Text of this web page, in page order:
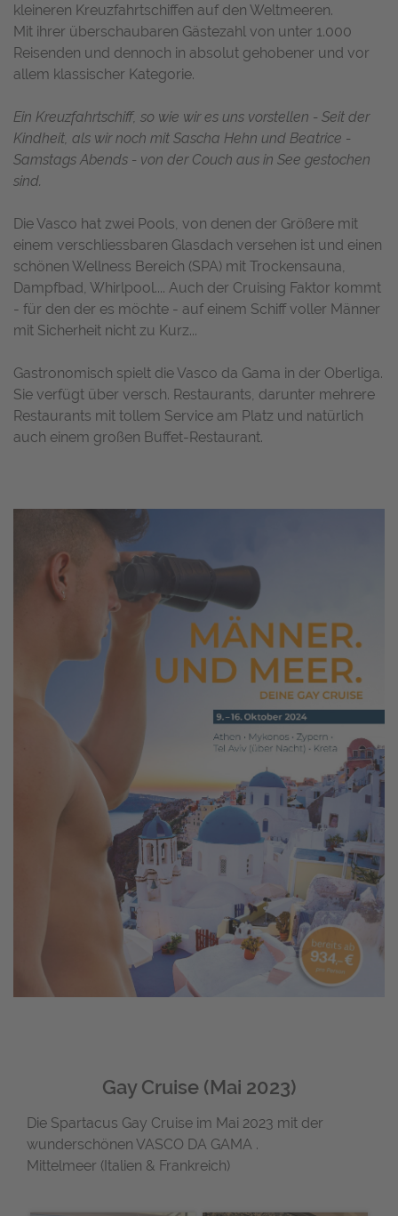
kleineren Kreuzfahrtschiffen auf den Weltmeeren.
Mit ihrer überschaubaren Gästezahl von unter 1.000
Reisenden und dennoch in absolut gehobener und vor
allem klassischer Kategorie.
Ein Kreuzfahrtschiff, so wie wir es uns vorstellen - Seit der
Kindheit, als wir noch mit Sascha Hehn und Beatrice -
Samstags Abends - von der Couch aus in See gestochen
sind.
Die Vasco hat zwei Pools, von denen der Größere mit
einem verschliessbaren Glasdach versehen ist und einen
schönen Wellness Bereich (SPA) mit Trockensauna,
Dampfbad, Whirlpool.... Auch der Cruising Faktor kommt
- für den der es möchte - auf einem Schiff voller Männer
mit Sicherheit nicht zu Kurz...
Gastronomisch spielt die Vasco da Gama in der Oberliga.
Sie verfügt über versch. Restaurants, darunter mehrere
Restaurants mit tollem Service am Platz und natürlich
auch einem großen Buffet-Restaurant.
Gay Cruise (Mai 2023)
Die Spartacus Gay Cruise im Mai 2023 mit der
wunderschönen VASCO DA GAMA .
Mittelmeer (Italien & Frankreich)